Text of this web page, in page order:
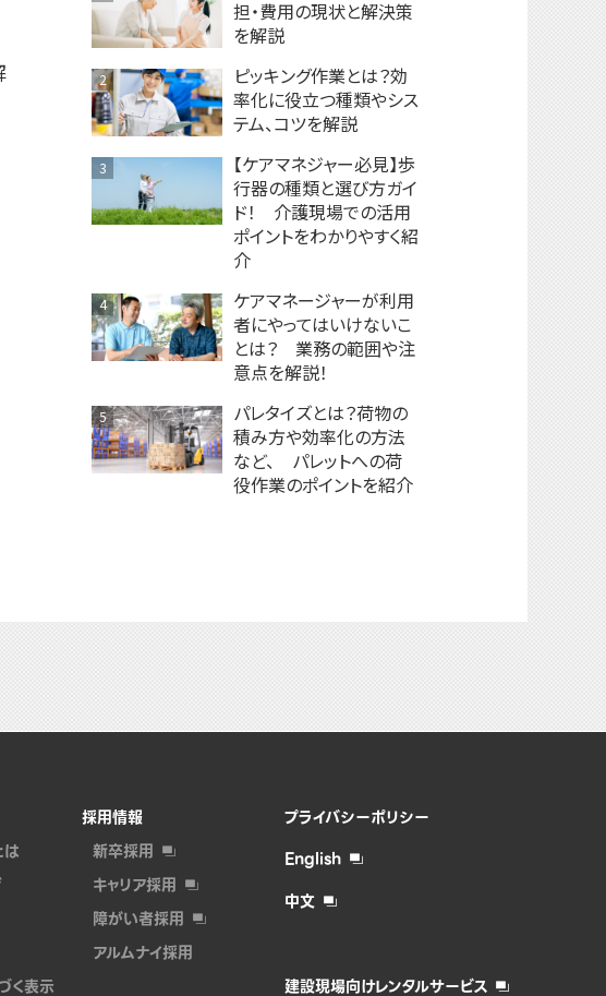
担・費用の現状と解決策
を解説
2
ピッキング作業とは？効
率化に役立つ種類やシス
テム、コツを解説
3
【ケアマネジャー必見】歩
行器の種類と選び方ガイ
ド！ 介護現場での活用
ポイントをわかりやすく紹
介
4
ケアマネージャーが利用
者にやってはいけないこ
とは？ 業務の範囲や注
意点を解説！
5
パレタイズとは？荷物の
積み方や効率化の方法
など、 パレットへの荷
役作業のポイントを紹介
は
く表示
採用情報
新卒採用
キャリア採用
障がい者採⽤
アルムナイ採⽤
プライバシーポリシー
English
中文
建設現場向けレンタルサービス